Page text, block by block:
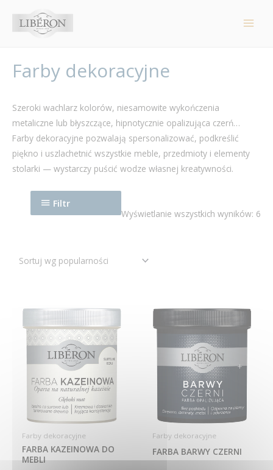
Farby dekoracyjne
Szeroki wachlarz kolorów, niesamowite wykończenia
metaliczne lub błyszczące, hipnotycznie opalizująca czerń…
Farby dekoracyjne pozwalają spersonalizować, podkreślić
piękno i uszlachetnić wszystkie meble, przedmioty i elementy
stolarki — wystarczy puścić wodze własnej kreatywności.
Filtr
Wyświetlanie wszystkich wyników: 6
Farby dekoracyjne
FARBA KAZEINOWA DO
MEBLI
Farby dekoracyjne
FARBA BARWY CZERNI